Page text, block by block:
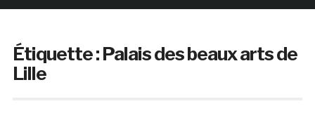
Étiquette :Palais des beaux arts de
Lille